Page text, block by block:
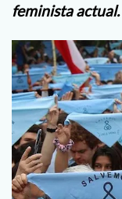
feminista actual.